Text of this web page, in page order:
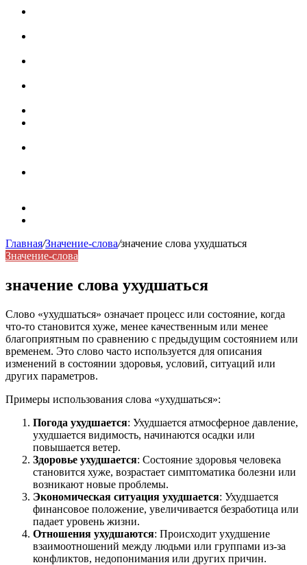
Главная/Значение-слова/значение слова ухудшаться
Значение-слова
значение слова ухудшаться
Слово «ухудшаться» означает процесс или состояние, когда
что-то становится хуже, менее качественным или менее
благоприятным по сравнению с предыдущим состоянием или
временем. Это слово часто используется для описания
изменений в состоянии здоровья, условий, ситуаций или
других параметров.
Примеры использования слова «ухудшаться»:
Погода ухудшается: Ухудшается атмосферное давление,
ухудшается видимость, начинаются осадки или
повышается ветер.
Здоровье ухудшается: Состояние здоровья человека
становится хуже, возрастает симптоматика болезни или
возникают новые проблемы.
Экономическая ситуация ухудшается: Ухудшается
финансовое положение, увеличивается безработица или
падает уровень жизни.
Отношения ухудшаются: Происходит ухудшение
взаимоотношений между людьми или группами из-за
конфликтов, недопонимания или других причин.